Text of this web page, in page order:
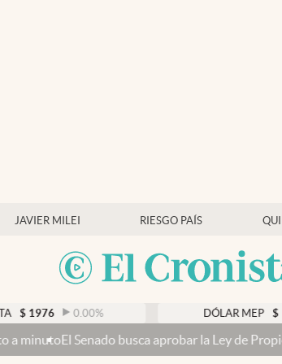
JAVIER MILEI RIESGO PAÍS
0.00% $ 1521,52
busca aprobar la Ley de Propiedad Privada,